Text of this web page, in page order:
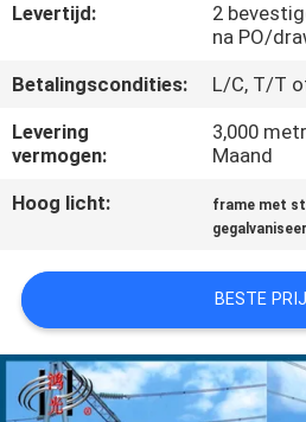
CONTACTEER
ONS
NIEUWS
OM EEN
CITAAT
SITEMAP
Levertijd:
2
na PO/
Betalingscondities:
L/C, T/T
Levering
vermogen:
3,000
Maand
Hoog licht:
frame met
BESTE